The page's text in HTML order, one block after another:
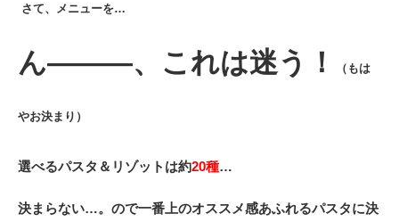
さて、メニューを…
ん―――、これは迷う！ （もは
やお決まり）
選べるパスタ＆リゾットは約20種…
決まらない…。ので一番上のオススメ感あふれるパスタに決